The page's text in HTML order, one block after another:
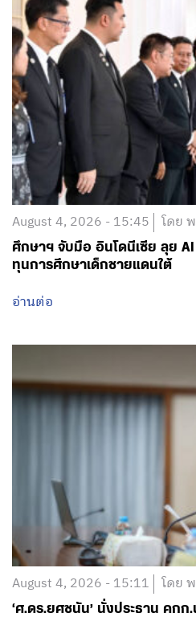
August 4, 2026 - 15:45 โดย
ศึกษาฯ จับมือ อินโดนีเซีย ลุย
ทุนการศึกษาเด็กชายแดนใต้
อ่านต่อ
August 4, 2026 - 15:11 โดย
‘ศ.ดร.ยศชนัน’ นั่งประธาน คก